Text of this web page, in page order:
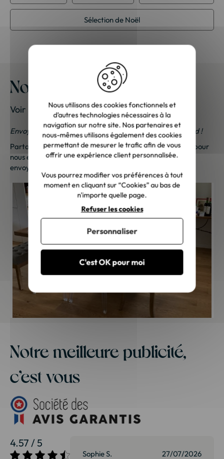
Sélection de Noël
Nos meubles chez vous
Voir les photos de nos clients
Envoyez-nous vos photos ; une petite surprise vous attend !
Partagez vos photos et recevez une surprise !Cliquez ici
pour
nous envoyer vos photos. Une petite attention vous sera
envoyée sous 48h à 72h ouvrées. Merci de votre fidélité !
Notre meilleure publicité,
c’est vous
4.57 / 5
27/07/2026 Sophie S. 27/07/2026
Nous utilisons des cookies fonctionnels et
d’autres technologies nécessaires à la
navigation sur notre site. Nos partenaires et
nous-mêmes utilisons également des cookies
permettant de mesurer le trafic afin de vous
offrir une expérience client personnalisée.
Vous pourrez modifier vos préférences à tout
moment en cliquant sur “Cookies” au bas de
n'importe quelle page.
C'est OK pour moi
Refuser les cookies
Personnaliser